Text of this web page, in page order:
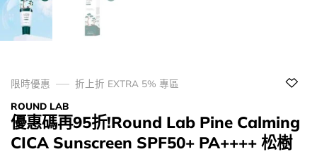
限時優惠
折上折 EXTRA 5% 專區
ROUND LAB
優惠碼再95折!Round Lab Pine Calming
CICA Sunscreen SPF50+ PA++++ 松樹